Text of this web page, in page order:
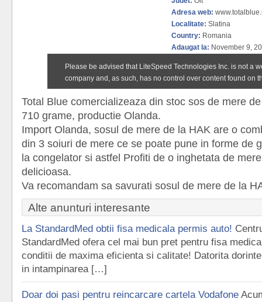
Adresa web:
Localitate: Slatina
Country: Romania
Adaugat la: November 9,
Total Blue comercializeaza din stoc sos de mere
710 grame, productie Olanda.
Import Olanda, sosul de mere de la HAK are o
din 3 soiuri de mere ce se poate pune in forme de
la congelator si astfel Profiti de o inghetata de
delicioasa.
Va recomandam sa savurati sosul de mere de la
Alte anunturi interesante
La StandardMed obtii fisa medicala permis auto!
StandardMed ofera cel mai bun pret pentru fisa
conditii de maxima eficienta si calitate! Datorita
in intampinarea […]
Doar doi pasi pentru reincarcare cartela Vodafone